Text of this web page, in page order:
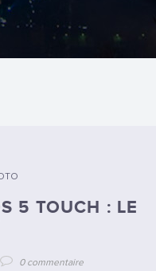
5 TOUCH : LE
0 commentaire